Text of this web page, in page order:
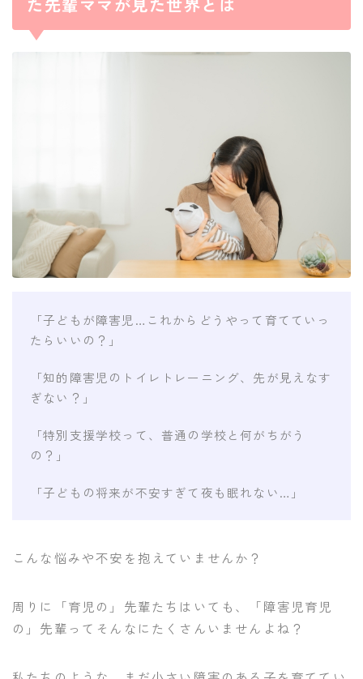
た先輩ママが見た世界とは
「子どもが障害児…これからどうやって育てていっ
たらいいの？」
「知的障害児のトイレトレーニング、先が見えなす
ぎない？」
「特別支援学校って、普通の学校と何がちがう
の？」
「子どもの将来が不安すぎて夜も眠れない…」
こんな悩みや不安を抱えていませんか？
周りに「育児の」先輩たちはいても、「障害児育児
の」先輩ってそんなにたくさんいませんよね？